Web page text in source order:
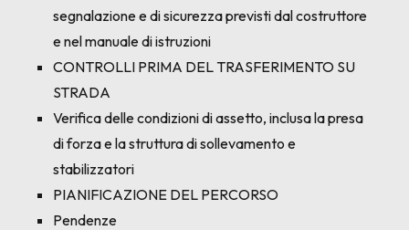
segnalazione e di sicurezza previsti dal costruttore
e nel manuale di istruzioni
CONTROLLI PRIMA DEL TRASFERIMENTO SU
STRADA
Verifica delle condizioni di assetto, inclusa la presa
di forza e la struttura di sollevamento e
stabilizzatori
PIANIFICAZIONE DEL PERCORSO
Pendenze